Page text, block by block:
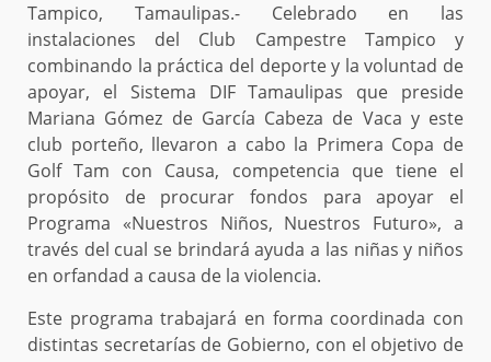
Tampico, Tamaulipas.- Celebrado en las
instalaciones del Club Campestre Tampico y
combinando la práctica del deporte y la voluntad de
apoyar, el Sistema DIF Tamaulipas que preside
Mariana Gómez de García Cabeza de Vaca y este
club porteño, llevaron a cabo la Primera Copa de
Golf Tam con Causa, competencia que tiene el
propósito de procurar fondos para apoyar el
Programa «Nuestros Niños, Nuestros Futuro», a
través del cual se brindará ayuda a las niñas y niños
en orfandad a causa de la violencia.
Este programa trabajará en forma coordinada con
distintas secretarías de Gobierno, con el objetivo de